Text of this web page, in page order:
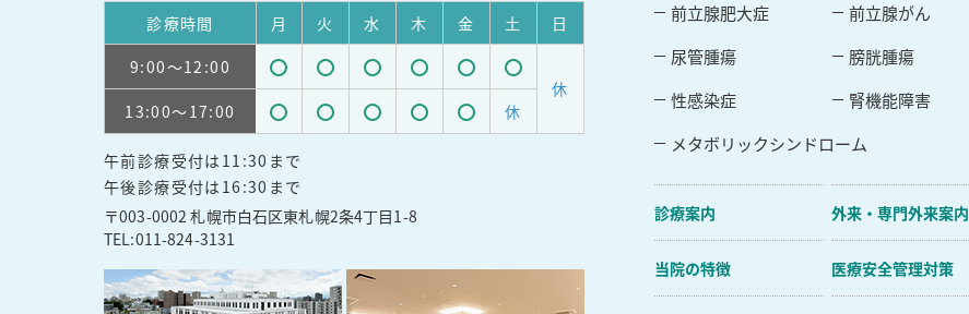
診療時間 月 火 水 木 金 土
日
9:00～12:00
受
付
可
能
受
付
受
付
受
付
受
付
受
付
休
13:00～17:00
受
付
可
能
受
能
受
能
受
能
受
休
午前診療受付は11:30まで
午後診療受付は16:30まで
〒003-0002 札幌市白石区東札幌2条4丁目1-8
TEL:011-824-3131
前立腺肥大症 前立腺がん
尿管腫瘍
膀胱腫瘍
性感染症
腎機能障害
メタボリックシンドローム
診療案内 外来・専門外来案内
当院の特徴 医療安全管理対策